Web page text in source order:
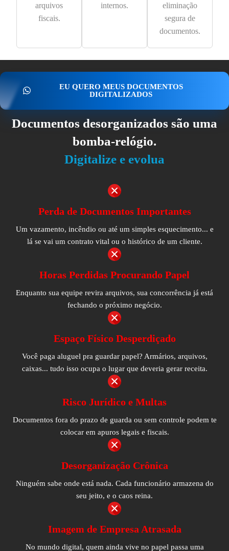
arquivos
fiscais.
internos.
eliminação
segura de
documentos.
EU QUERO MEUS DOCUMENTOS
DIGITALIZADOS
Documentos desorganizados são uma
bomba-relógio.
Digitalize e evolua
Perda de Documentos Importantes
Um vazamento, incêndio ou até um simples esquecimento... e
lá se vai um contrato vital ou o histórico de um cliente.
Horas Perdidas Procurando Papel
Enquanto sua equipe revira arquivos, sua concorrência já está
fechando o próximo negócio.
Espaço Físico Desperdiçado
Você paga aluguel pra guardar papel? Armários, arquivos,
caixas... tudo isso ocupa o lugar que deveria gerar receita.
Risco Jurídico e Multas
Documentos fora do prazo de guarda ou sem controle podem te
colocar em apuros legais e fiscais.
Desorganização Crônica
Ninguém sabe onde está nada. Cada funcionário armazena do
seu jeito, e o caos reina.
Imagem de Empresa Atrasada
No mundo digital, quem ainda vive no papel passa uma